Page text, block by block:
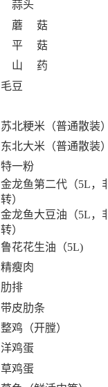
蒜头
蘑 菇
平 菇
山 药
毛豆
苏北粳米（普通散装
东北大米（普通散装
特一粉
金龙鱼第二代（5L，
转）
金龙鱼大豆油（5L，
转）
鲁花花生油（5L)
精瘦肉
肋排
带皮肋条
整鸡（开膛）
洋鸡蛋
草鸡蛋